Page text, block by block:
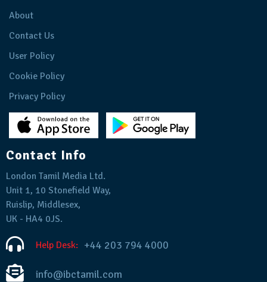
About
Contact Us
User Policy
Cookie Policy
Privacy Policy
Contact Info
London Tamil Media Ltd.
Unit 1, 10 Stonefield Way,
Ruislip, Middlesex,
UK - HA4 0JS.
Help Desk: +44 203 794 4000
info@ibctamil.com